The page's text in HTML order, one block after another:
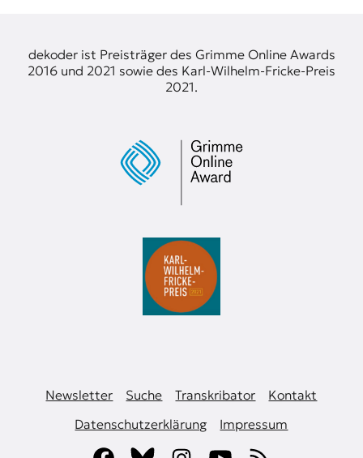
dekoder ist Preisträger des Grimme Online Awards
2016 und 2021 sowie des Karl-Wilhelm-Fricke-Preis
2021.
Newsletter Suche Transkribator
Kontakt
Datenschutzerklärung
Impressum